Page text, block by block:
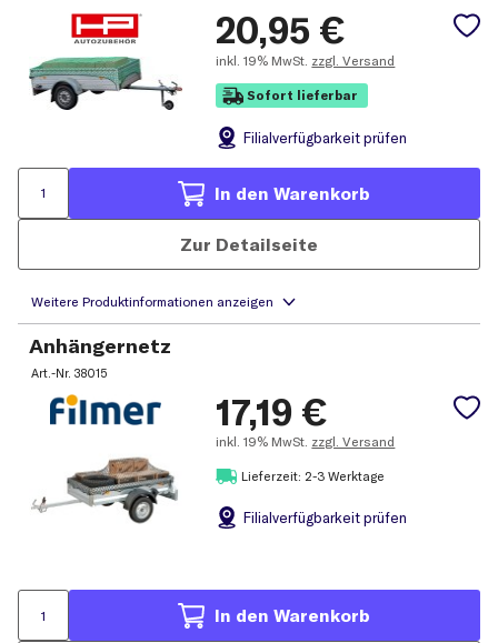
20,95 €
inkl. 19% MwSt. zzgl. Versand
Sofort lieferbar
Filialverfügbarkeit prüfen
In den Warenkorb
Zur Detailseite
Anhängernetz
Art.-Nr.38015
17,19 €
inkl. 19% MwSt. zzgl. Versand
Lieferzeit: 2-3 Werktage
Filialverfügbarkeit prüfen
In den Warenkorb